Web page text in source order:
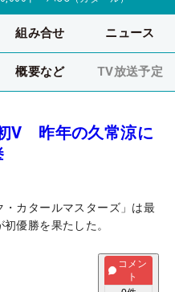
組み合せ ニュース
概要など TV放送予定
V 昨年の久常涼に
カタールマスターズ」は最
優勝を果たした。
コメン
ト